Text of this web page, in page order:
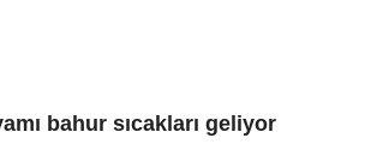
bahur sıcakları geliyor